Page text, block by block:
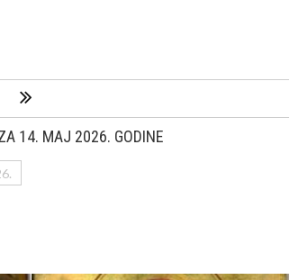
14. MAJ 2026. GODINE